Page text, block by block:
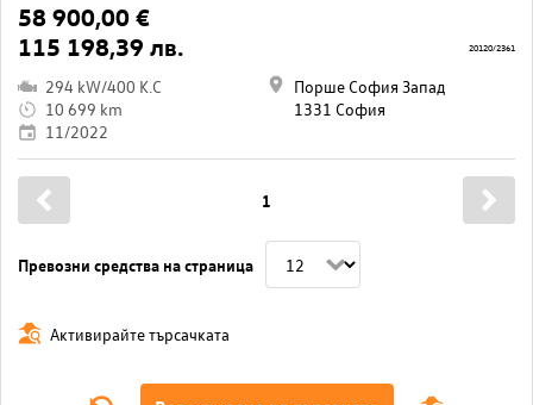
58 900,00 €
115 198,39 лв.
294 kW/400 K.C
10 699 km
11/2022
Порше София Запад
1331 София
20120/2361
Превозни средства на страница
1
Активирайте търсачката